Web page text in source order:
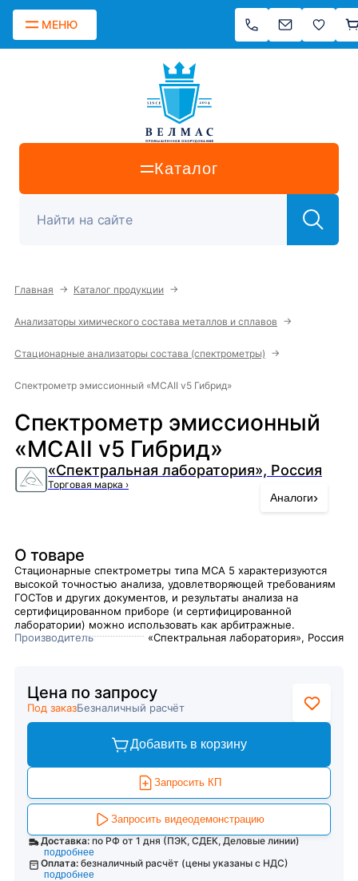
МЕНЮ
Каталог
Главная → Каталог продукции →
Анализаторы химического состава металлов и сплавов →
Стационарные анализаторы состава (спектрометры) →
Спектрометр эмиссионный «МСАII v5 Гибрид»
Спектрометр эмиссионный
«МСАII v5 Гибрид»
«Спектральная лаборатория», Россия
Торговая марка ›
Аналоги›
О товаре
Стационарные спектрометры типа МСА 5 характеризуются
высокой точностью анализа, удовлетворяющей требованиям
ГОСТов и других документов, и результаты анализа на
сертифицированном приборе (и сертифицированной
лаборатории) можно использовать как арбитражные.
Производитель
«Спектральная лаборатория», Россия
Цена по запросу
Под заказБезналичный расчёт
Добавить в корзину
Запросить КП
Запросить видеодемонстрацию
Доставка: по РФ от 1 дня (ПЭК, СДЕК, Деловые линии)
подробнее
Оплата: безналичный расчёт (цены указаны с НДС)
подробнее